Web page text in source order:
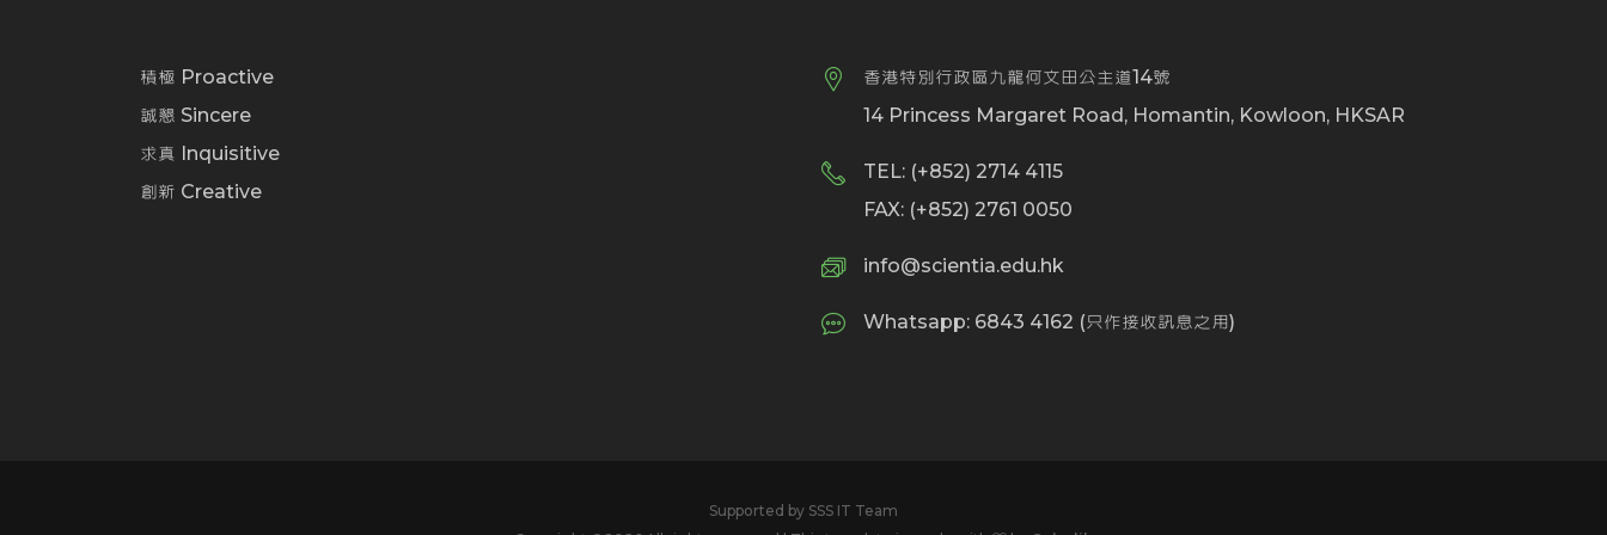
積極 Proactive
誠懇 Sincere
求真 Inquisitive
創新 Creative
香港特別行政區九龍何文田公主道14號
14 Princess Margaret Road, Homantin, Kowloon, HKSAR
TEL: (+852) 2714 4115
FAX: (+852) 2761 0050
info@scientia.edu.hk
Whatsapp: 6843 4162 (只作接收訊息之用)
Supported by SSS IT Team